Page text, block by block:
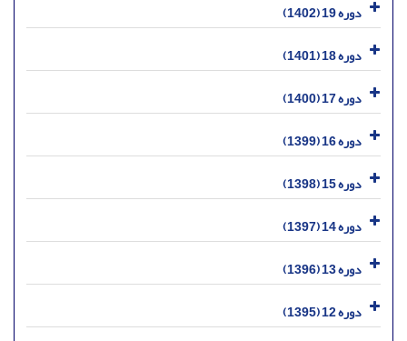
دوره 19 (1402)
دوره 18 (1401)
دوره 17 (1400)
دوره 16 (1399)
دوره 15 (1398)
دوره 14 (1397)
دوره 13 (1396)
دوره 12 (1395)